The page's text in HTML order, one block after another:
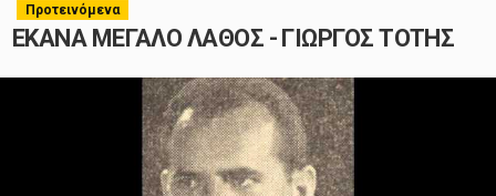
Προτεινόμενα
ΕΚΑΝΑ ΜΕΓΑΛΟ ΛΑΘΟΣ - ΓΙΩΡΓΟΣ ΤΟΤΗΣ